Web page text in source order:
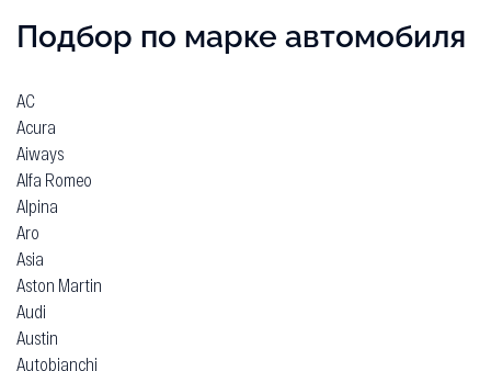
Подбор по марке автомобиля
AC
Acura
Aiways
Alfa Romeo
Alpina
Aro
Asia
Aston Martin
Audi
Austin
Autobianchi